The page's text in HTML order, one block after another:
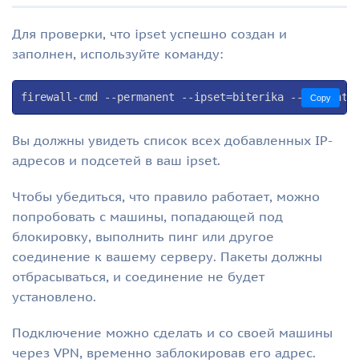
Для проверки, что ipset успешно создан и
заполнен, используйте команду:
firewall-cmd --permanent --ipset=biterika --get-
Copy
Вы должны увидеть список всех добавленных IP-
адресов и подсетей в ваш ipset.
Чтобы убедиться, что правило работает, можно
попробовать с машины, попадающей под
блокировку, выполнить пинг или другое
соединение к вашему серверу. Пакеты должны
отбрасываться, и соединение не будет
установлено.
Подключение можно сделать и со своей машины
через VPN, временно заблокировав его адрес.